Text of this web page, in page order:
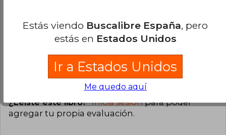
marcar la diferencia entre el éxito y el fracaso.
Cargar más opiniones del libro
¿Leíste este libro? Inicia sesiónpara poder
agregar tu propia evaluación.
Estás viendo Buscalibre España, pero
estás en Estados Unidos
Ir a Estados Unidos
Me quedo aquí